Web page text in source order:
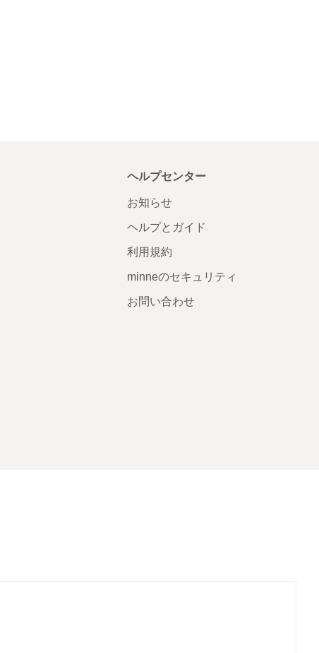
ヘルプセンター
お知らせ
ヘルプとガイド
利用規約
minneのセキュリティ
お問い合わせ